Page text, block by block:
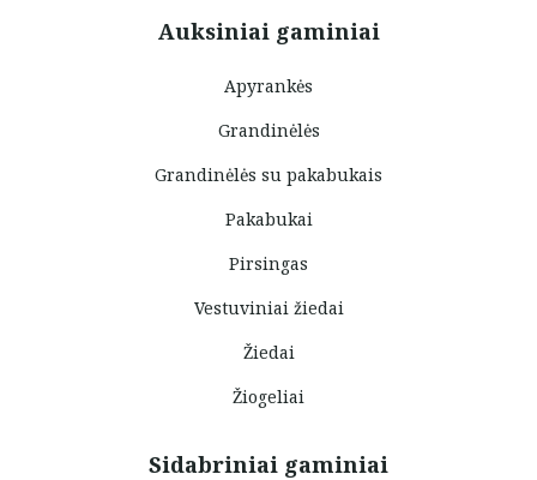
Auksiniai gaminiai
Apyrankės
Grandinėlės
Grandinėlės su pakabukais
Pakabukai
Pirsingas
Vestuviniai žiedai
Žiedai
Žiogeliai
Sidabriniai gaminiai